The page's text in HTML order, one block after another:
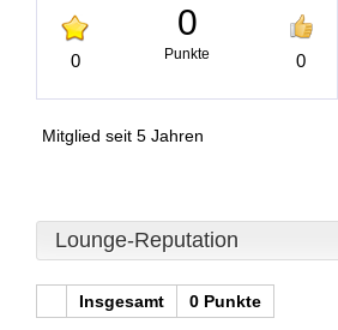
0
0
Punkte 0
Mitglied seit 5 Jahren
Lounge-Reputation
Insgesamt 0 Punkte